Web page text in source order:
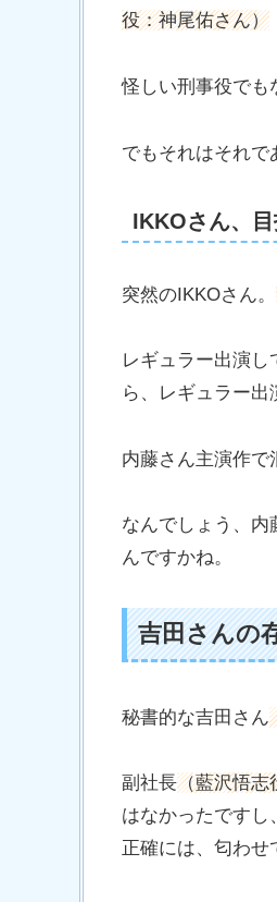
役：神尾佑さん）
怪しい刑事役でも
でもそれはそれで
IKKOさん、
突然のIKKOさん。
レギュラー出演
ら、レギュラー出
内藤さん主演作で
なんでしょう、内
んですかね。
吉田さんの
秘書的な吉田さん
副社長（藍沢悟志
はなかったですし
正確には、匂わせ